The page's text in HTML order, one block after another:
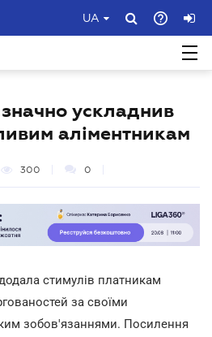
UA
ускладнив
аліментникам
300 0
стимулів платникам
за своїми
зобов'язаннями. Посилення